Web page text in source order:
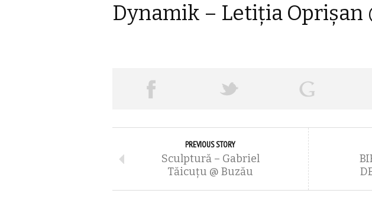
Dynamik – Letiția Oprișan
PREVIOUS STORY
Sculptură – Gabriel
Tăicuțu @ Buzău